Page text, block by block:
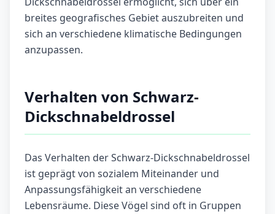
breites geografisches Gebiet auszubreiten und
sich an verschiedene klimatische Bedingungen
anzupassen.
Verhalten von Schwarz-
Dickschnabeldrossel
Das Verhalten der Schwarz-Dickschnabeldrossel
ist geprägt von sozialem Miteinander und
Anpassungsfähigkeit an verschiedene
Lebensräume. Diese Vögel sind oft in Gruppen